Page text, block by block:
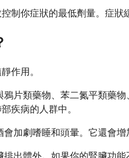
制你症狀的最低劑量。症狀
作用。
鴉片類藥物、苯二氮平類藥
疾病的人群中。
會加劇嗜睡和頭暈。它還會